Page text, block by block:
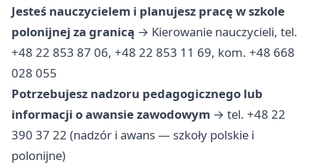
Jesteś nauczycielem i planujesz pracę w szkole
polonijnej za granicą → Kierowanie nauczycieli, tel.
+48 22 853 87 06, +48 22 853 11 69, kom. +48 668
028 055
Potrzebujesz nadzoru pedagogicznego lub
informacji o awansie zawodowym → tel. +48 22
390 37 22 (nadzór i awans — szkoły polskie i
polonijne)